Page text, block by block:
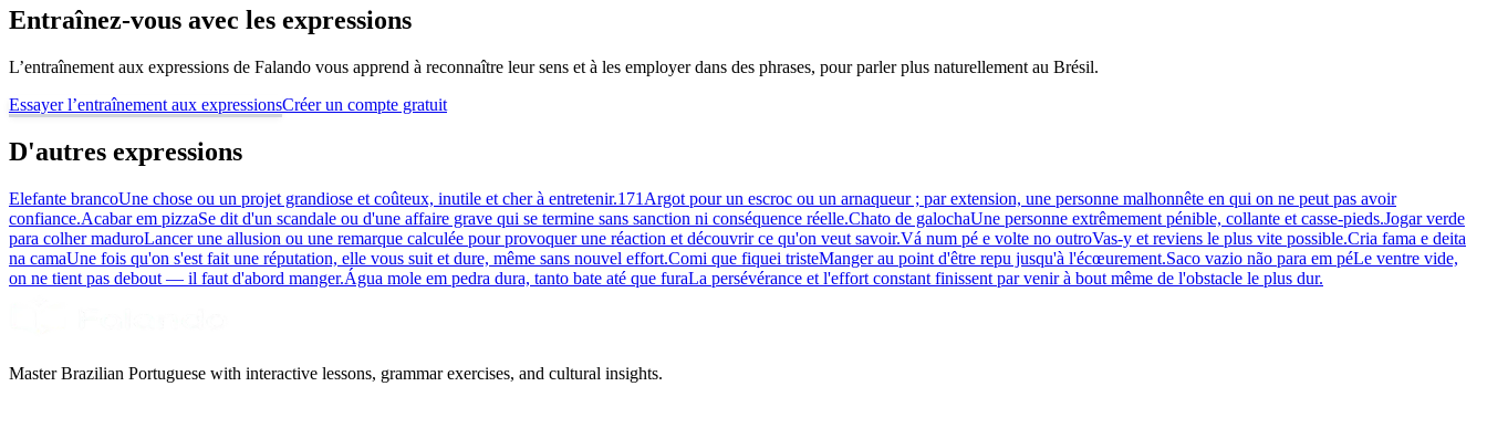
Entraînez-vous avec les expressions
L’entraînement aux expressions de Falando vous apprend à reconnaître leur sens et à les employer dans des phrases, pour parler plus naturellement au Brésil.
Essayer l’entraînement aux expressionsCréer un compte gratuit
D'autres expressions
Elefante brancoUne chose ou un projet grandiose et coûteux, inutile et cher à entretenir.171 Argot pour un escroc ou un arnaqueur ; par extension, une personne malhonnête en qui on ne peut pas avoir
confiance.Acabar em pizzaSe dit d'un scandale ou d'une affaire grave qui se termine sans sanction ni conséquence réelle.Chato de galochaUne personne extrêmement pénible, collante et casse-pieds.Jogar verde
para colher maduroLancer une allusion ou une remarque calculée pour provoquer une réaction et découvrir ce qu'on veut savoir.Vá num pé e volte no outroVas-y et reviens le plus vite possible.Cria fama e deita
na camaUne fois qu'on s'est fait une réputation, elle vous suit et dure, même sans nouvel effort.Comi que fiquei tristeManger au point d'être repu jusqu'à l'écœurement.Saco vazio não para em péLe ventre vide,
on ne tient pas debout — il faut d'abord manger.Água mole em pedra dura, tanto bate até que furaLa persévérance et l'effort constant finissent par venir à bout même de l'obstacle le plus dur.
Master Brazilian Portuguese with interactive lessons, grammar exercises, and cultural insights.